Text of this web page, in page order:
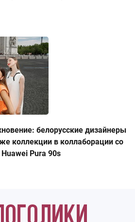
белорусские дизайнеры
коллекции в коллаборации со
Pura 90s